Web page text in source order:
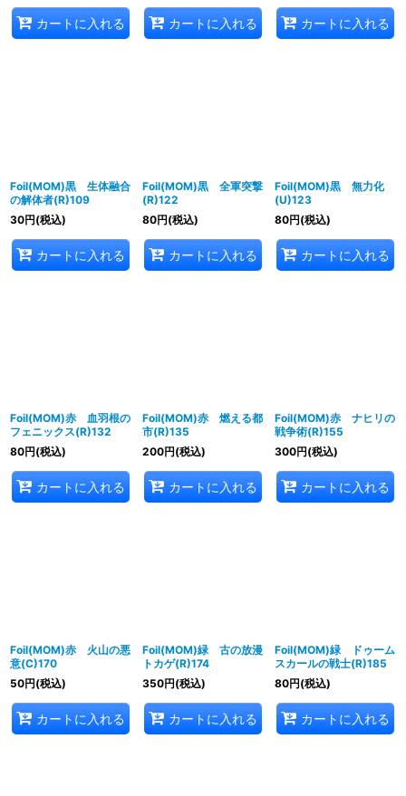
カートに入れる カートに入れる カートに入れる
Foil(MOM)黒 生体融合
の解体者(R)109
30円(税込)
カートに入れる
Foil(MOM)黒 全軍突撃
(R)122
80円(税込)
カートに入れる
Foil(MOM)黒 無力化
(U)123
80円(税込)
カートに入れる
Foil(MOM)赤 血羽根の
フェニックス(R)132
80円(税込)
カートに入れる
Foil(MOM)赤 燃える都
市(R)135
200円(税込)
カートに入れる
Foil(MOM)赤 ナヒリの
戦争術(R)155
300円(税込)
カートに入れる
Foil(MOM)赤 火山の悪
意(C)170
50円(税込)
カートに入れる
Foil(MOM)緑 古の放漫
トカゲ(R)174
350円(税込)
カートに入れる
Foil(MOM)緑 ドゥーム
スカールの戦士(R)185
80円(税込)
カートに入れる